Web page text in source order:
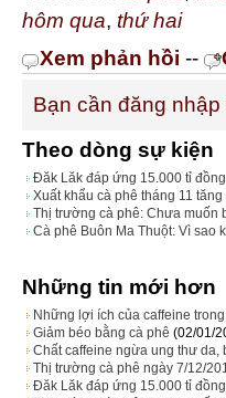
hôm qua, thứ hai
Xem phản hồi --
Bạn cần đăng
Theo dòng sự kiện
Đăk Lăk đáp ứng 15.000 tỉ
Xuất khẩu cà phê tháng 11
Thị trường cà phê: Chưa muốn
Cà phê Buôn Ma Thuột: Vì sao
Những tin mới hơn
Những lợi ích của caffeine
Giảm béo bằng cà phê (02/01/
Chất caffeine ngừa ung thư da,
Thị trường cà phê ngày 7/12/
Đăk Lăk đáp ứng 15.000 tỉ